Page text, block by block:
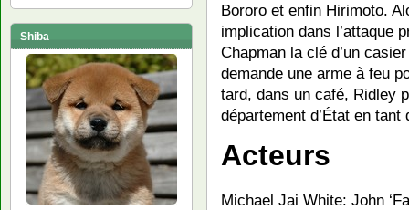
Bororo et enfin Hirimoto.
implication dans l’attaque
Chapman la clé d’un
demande une arme à feu
tard, dans un café, Ridley
département d’État en tant
Acteurs
Michael Jai White: John
Shiba